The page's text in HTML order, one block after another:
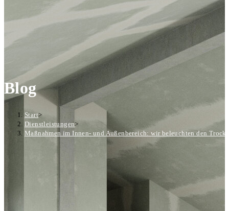
Blog
Start>
Dienstleistungen>
Maßnahmen im Innen- und Außenbereich: wir beleuchten den